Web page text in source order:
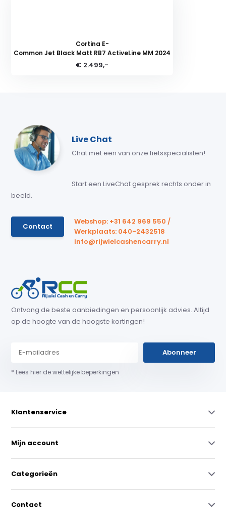
Cortina E-
Common Jet Black Matt RB7 ActiveLine MM 2024
€ 2.499,-
Live Chat
Chat met een van onze fietsspecialisten!
Start een LiveChat gesprek rechts onder in
beeld.
Contact
Webshop: +31 642 969 550 /
Werkplaats: 040-2432518
info@rijwielcashencarry.nl
Ontvang de beste aanbiedingen en persoonlijk advies. Altijd
op de hoogte van de hoogste kortingen!
Abonneer
* Lees hier de wettelijke beperkingen
Klantenservice
Mijn account
Categorieën
Contact